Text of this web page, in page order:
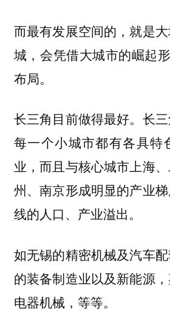
而最有发展空间的，就是
城，会凭借大城市的崛起
布局。
长三角目前做得最好。长
每一个小城市都有各具特
业，而且与核心城市上海
州、南京形成明显的产业
线的人口、产业溢出。
如无锡的精密机械及汽车
的装备制造业以及新能源
电器机械，等等。